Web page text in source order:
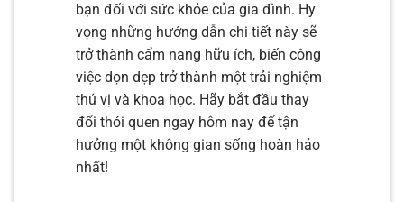
bạn đối với sức khỏe của gia đình. Hy
vọng những hướng dẫn chi tiết này sẽ
trở thành cẩm nang hữu ích, biến công
việc dọn dẹp trở thành một trải nghiệm
thú vị và khoa học. Hãy bắt đầu thay
đổi thói quen ngay hôm nay để tận
hưởng một không gian sống hoàn hảo
nhất!